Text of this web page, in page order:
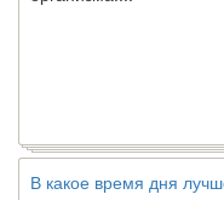
В какое время дня